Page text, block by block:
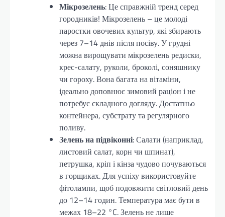
Мікрозелень: Це справжній тренд серед
городників! Мікрозелень – це молоді
паростки овочевих культур, які збирають
через 7–14 днів після посіву. У грудні
можна вирощувати мікрозелень редиски,
крес-салату, руколи, броколі, соняшнику
чи гороху. Вона багата на вітаміни,
ідеально доповнює зимовий раціон і не
потребує складного догляду. Достатньо
контейнера, субстрату та регулярного
поливу.
Зелень на підвіконні: Салати (наприклад,
листовий салат, корн чи шпинат),
петрушка, кріп і кінза чудово почуваються
в горщиках. Для успіху використовуйте
фітолампи, щоб подовжити світловий день
до 12–14 годин. Температура має бути в
межах 18–22 °C. Зелень не лише